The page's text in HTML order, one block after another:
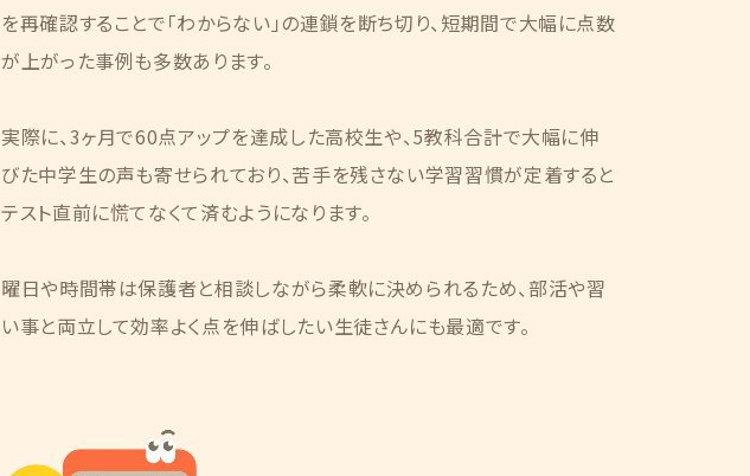
を再確認することで「わからない」の連鎖を断ち切り、短期間で大幅に点数
が上がった事例も多数あります。
実際に、3ヶ月で60点アップを達成した高校生や、5教科合計で大幅に伸
びた中学生の声も寄せられており、苦手を残さない学習習慣が定着すると
テスト直前に慌てなくて済むようになります。
曜日や時間帯は保護者と相談しながら柔軟に決められるため、部活や習
い事と両立して効率よく点を伸ばしたい生徒さんにも最適です。